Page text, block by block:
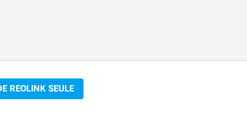
REOLINK SEULE